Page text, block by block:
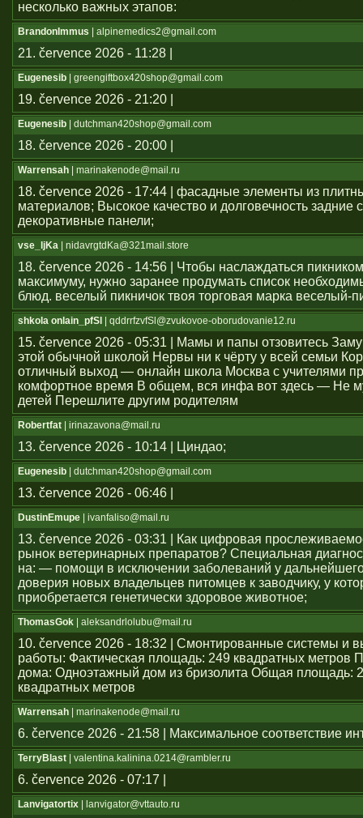
несколько важных этапов:
BrandonImmus | alpinemedics2@gmail.com
21. července 2026 - 11:28 |
Eugenesib | greengiftbox420shop@gmail.com
19. července 2026 - 21:20 |
Eugenesib | dutchman420shop@gmail.com
18. července 2026 - 20:00 |
Warrensah | marinakenode@mail.ru
18. července 2026 - 17:44 | фасадные элементы из
материалов; Высокое качество и долговечность задние
декоративные панели;
vse_ljKa | nidavrgtdKa@321mail.store
18. července 2026 - 14:56 | Чтобы наслаждаться
максимуму, нужно заранее продумать список
блюд. веселый пикничок твоя торговая марка веселый-
shkola onlain_pfSl | qddrrfzvfSl@zvukovoe-oborudovanie12.ru
15. července 2026 - 05:31 | Мамы и папы отзовитесь
этой обычной школой Нервы ни к чёрту у всей семьи
отличный выход — онлайн школа Москва с учителями
комфортное время В общем, вся инфа вот здесь — Не
детей Перешлите другим родителям
Robertfat | irinazavona@mail.ru
13. července 2026 - 10:14 | Циндао;
Eugenesib | dutchman420shop@gmail.com
13. července 2026 - 06:46 |
DustinEmupe | ivanfaliso@mail.ru
13. července 2026 - 03:31 | Как цифровая
рынок ветеринарных препаратов? Специальная
на: — помощи в исключении заболеваний у
доверия новых владельцев питомцев к заводчику, у
приобретается генетически здоровое животное;
ThomasGok | aleksandrlolubu@mail.ru
10. července 2026 - 18:32 | Смонтированные системы и
работы: Фактическая площадь: 249 квадратных метров
дома: Одноэтажный дом из бризолита Общая площадь:
квадратных метров
Warrensah | marinakenode@mail.ru
6. července 2026 - 21:58 | Максимальное соответствие
TerryBlast | valentina.kalinina.0214@rambler.ru
6. července 2026 - 07:17 |
Lanvigatortix | lanvigator@vttauto.ru